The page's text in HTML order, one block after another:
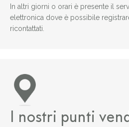
In altri giorni o orari è presente il
elettronica dove è possibile
ricontattati.
I nostri punti